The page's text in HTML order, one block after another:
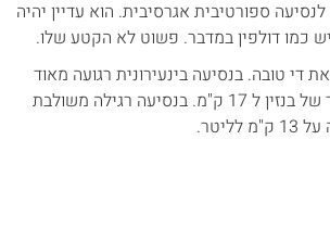
אל תדחפו את ה ASX לנסיעה ספורטיבית אגרסיבית. הוא עדיין יהיה
כמו דולפין במדבר. פשוט לא הקטע שלו.
די טובה. בנסיעה בינעירונית רגועה מאוד
צרך ה ASX ליטר אחד של בנזין ל 17 ק"מ. בנסיעה רגילה משולבת